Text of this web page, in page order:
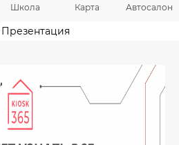
Школа Карта Автосалон
Презентация